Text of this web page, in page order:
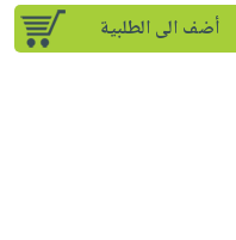
أضف الى الطلبية